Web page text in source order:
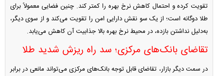
تقویت کرده و احتمال کاهش نرخ بهره را کمتر کند. چنین فضایی معمولاً برای
طلا دوگانه است؛ از یک سو نقش دارایی امن را تقویت می‌کند و از سوی دیگر،
به‌دلیل نداشتن بازده، در محیط نرخ بهره بالا جذابیت آن کاهش می‌یابد.
تقاضای بانک‌های مرکزی؛ سد راه ریزش شدید طلا
در سمت دیگر بازار، تقاضای قابل توجه بانک‌های مرکزی می‌تواند مانعی در برابر